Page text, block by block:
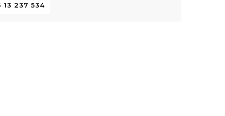
13 237 534